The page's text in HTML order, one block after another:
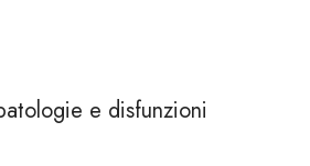
e disfunzioni